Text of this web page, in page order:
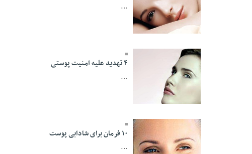
10 Esfand 1394 -
18:25
...
10 Esfand 1394 -
18:22
۴ تهدید علیه امنیت پوستی
...
۱۰ فرمان برای شادابی پوست
...